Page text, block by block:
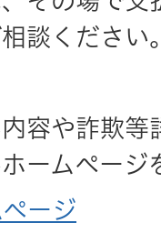
談ください
容や詐欺等
ームぺージ
ージ